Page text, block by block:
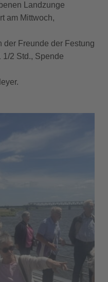
Landzunge
am Mittwoch,
der Freunde der Festung
1/2 Std., Spende